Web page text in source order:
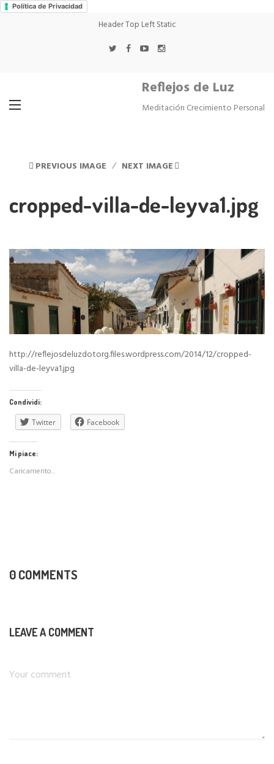
Política de Privacidad
Header Top Left Static
Reflejos de Luz
Meditación Crecimiento Personal
PREVIOUS IMAGE NEXT IMAGE
cropped-villa-de-leyva1.jpg
http://reflejosdeluzdotorg.files.wordpress.com/2014/12/cropped-
villa-de-leyva1.jpg
Condividi:
Twitter Facebook
Mi piace:
Caricamento...
0 COMMENTS
LEAVE A COMMENT